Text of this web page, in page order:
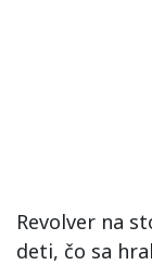
Revolver na
deti, čo sa